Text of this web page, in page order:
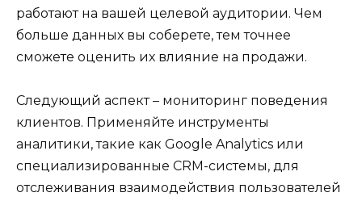
работают на вашей целевой аудитории. Чем
больше данных вы соберете, тем точнее
сможете оценить их влияние на продажи.
Следующий аспект – мониторинг поведения
клиентов. Применяйте инструменты
аналитики, такие как Google Analytics или
специализированные CRM-системы, для
отслеживания взаимодействия пользователей